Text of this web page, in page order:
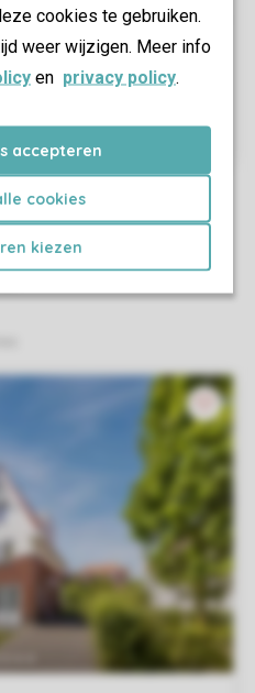
cookies te gebruiken.
weer wijzigen. Meer info
en privacy policy.
accepteren
cookies
kiezen